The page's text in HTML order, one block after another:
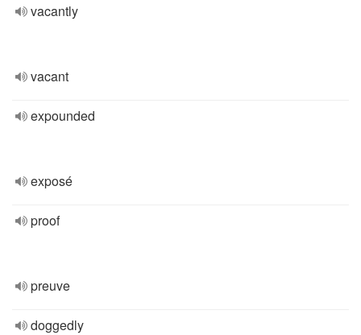
vacantly
vacant
expounded
exposé
proof
preuve
doggedly